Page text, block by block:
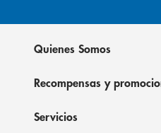
Quienes Somos
Recompensas y
Servicios